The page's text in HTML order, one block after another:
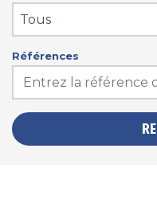
Tous
Références